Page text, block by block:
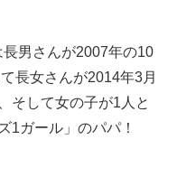
男さんが2007年の10
長女さんが2014年3月
そして女の子が1人と
1ガール」のパパ！